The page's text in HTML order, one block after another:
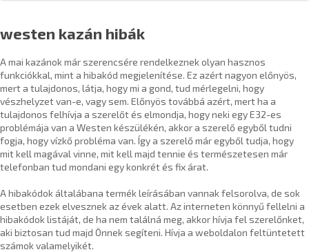
westen kazán hibák
A mai kazánok már szerencsére rendelkeznek olyan hasznos
funkciókkal, mint a hibakód megjelenítése. Ez azért nagyon előnyös,
mert a tulajdonos, látja, hogy mi a gond, tud mérlegelni, hogy
vészhelyzet van-e, vagy sem. Előnyös továbbá azért, mert ha a
tulajdonos felhívja a szerelőt és elmondja, hogy neki egy E32-es
problémája van a Westen készülékén, akkor a szerelő egyből tudni
fogja, hogy vízkő probléma van. Így a szerelő már egyből tudja, hogy
mit kell magával vinne, mit kell majd tennie és természetesen már
telefonban tud mondani egy konkrét és fix árat.
A hibakódok általábana termék leírásában vannak felsorolva, de sok
esetben ezek elvesznek az évek alatt. Az interneten könnyű fellelni a
hibakódok listáját, de ha nem találná meg, akkor hívja fel szerelőnket,
aki biztosan tud majd Önnek segíteni. Hívja a weboldalon feltüntetett
számok valamelyikét.